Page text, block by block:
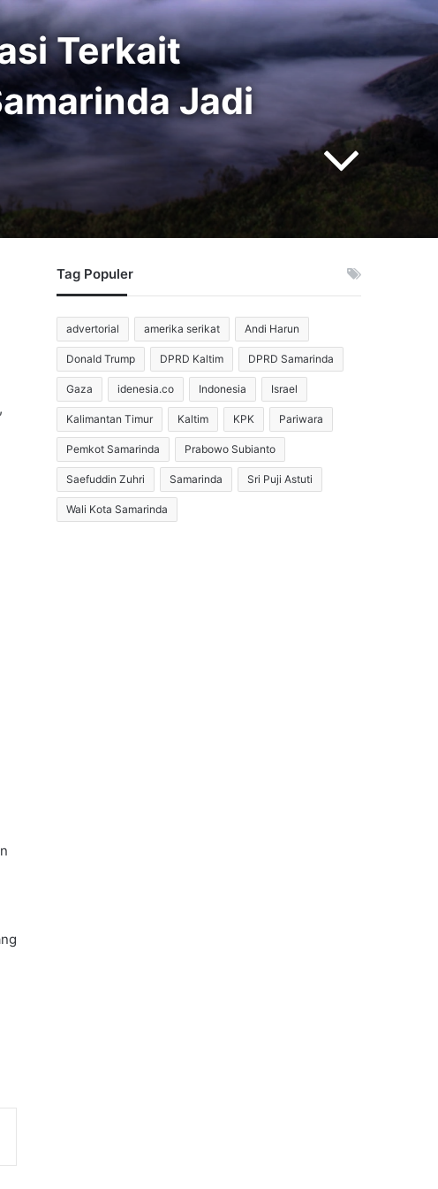
Terkait
Jadi
Tag Populer
advertorial amerika serikat Andi Harun
Donald Trump DPRD Kaltim DPRD Samarinda
Gaza idenesia.co Indonesia Israel
Kalimantan Timur Kaltim KPK Pariwara
Pemkot Samarinda Prabowo Subianto
Saefuddin Zuhri Samarinda Sri Puji Astuti
Wali Kota Samarinda